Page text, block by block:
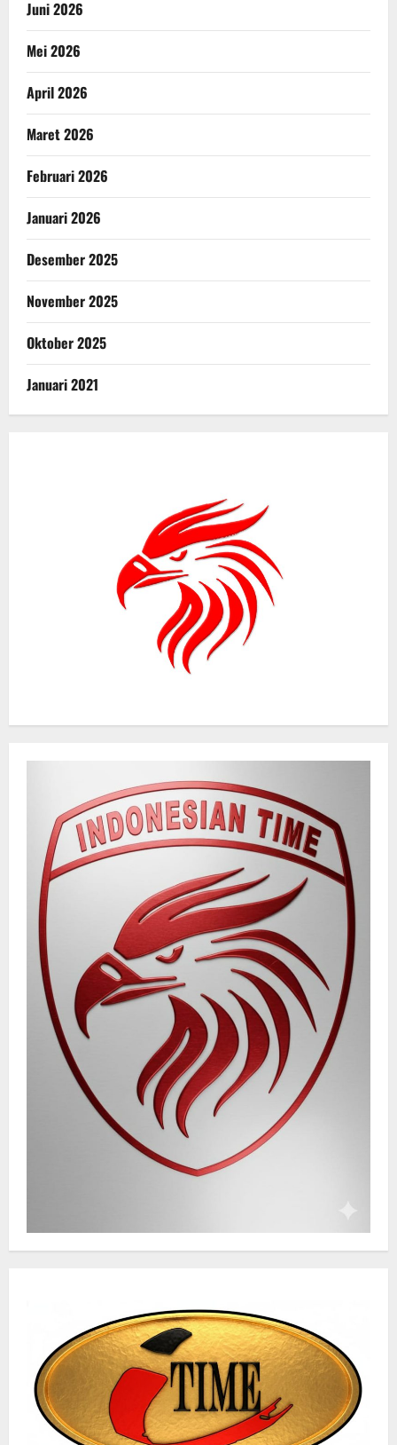
Juni 2026
Mei 2026
April 2026
Maret 2026
Februari 2026
Januari 2026
Desember 2025
November 2025
Oktober 2025
Januari 2021